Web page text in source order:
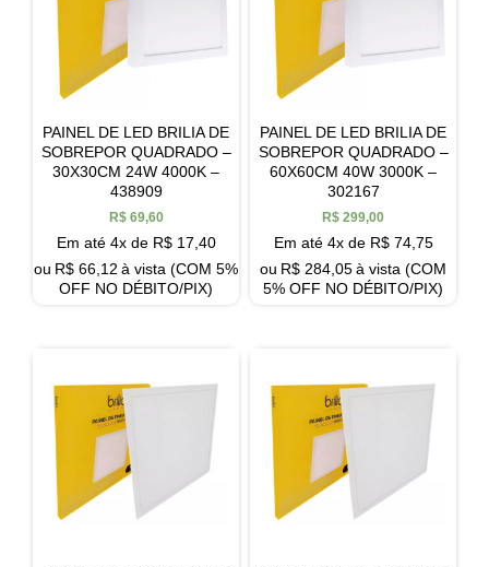
PAINEL DE LED BRILIA DE
SOBREPOR QUADRADO –
30X30CM 24W 4000K –
438909
R$69,60
Em até 4x de R$17,40
ou R$ 66,12 à vista (COM 5%
OFF NO DÉBITO/PIX)
PAINEL DE LED BRILIA DE
SOBREPOR QUADRADO –
60X60CM 40W 3000K –
302167
R$ 299,00
Em até 4x de R$74,75
ou R$ 284,05à vista (COM
5% OFF NO DÉBITO/PIX)